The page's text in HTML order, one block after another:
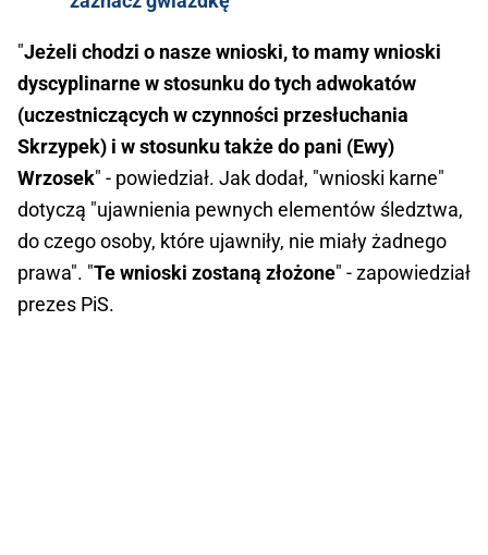
"Jeżeli chodzi o nasze wnioski, to mamy wnioski
dyscyplinarne w stosunku do tych adwokatów
(uczestniczących w czynności przesłuchania
Skrzypek) i w stosunku także do pani (Ewy)
Wrzosek" - powiedział. Jak dodał, "wnioski karne"
dotyczą "ujawnienia pewnych elementów śledztwa,
do czego osoby, które ujawniły, nie miały żadnego
prawa". "Te wnioski zostaną złożone" - zapowiedział
prezes PiS.